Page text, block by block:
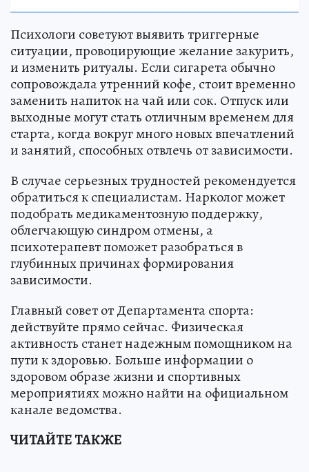
Психологи советуют выявить триггерные
ситуации, провоцирующие желание закурить,
и изменить ритуалы. Если сигарета обычно
сопровождала утренний кофе, стоит временно
заменить напиток на чай или сок. Отпуск или
выходные могут стать отличным временем для
старта, когда вокруг много новых впечатлений
и занятий, способных отвлечь от зависимости.
В случае серьезных трудностей рекомендуется
обратиться к специалистам. Нарколог может
подобрать медикаментозную поддержку,
облегчающую синдром отмены, а
психотерапевт поможет разобраться в
глубинных причинах формирования
зависимости.
Главный совет от Департамента спорта:
действуйте прямо сейчас. Физическая
активность станет надежным помощником на
пути к здоровью. Больше информации о
здоровом образе жизни и спортивных
мероприятиях можно найти на официальном
канале ведомства.
ЧИТАЙТЕ ТАКЖЕ